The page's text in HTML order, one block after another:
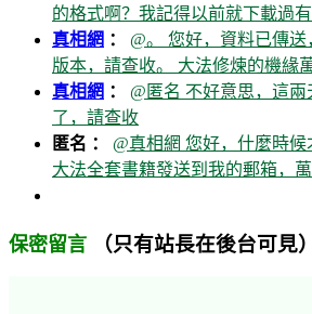
的格式啊？我記得以前就下載過
真相網 ： @。 您好，資料已傳
版本，請查收。 大法修煉的機緣
真相網 ： @匿名 不好意思，這
了，請查收
匿名 ： @真相網 您好，什麼時
大法全套書籍發送到我的郵箱，萬
保密留言 （只有站長在後台可見）